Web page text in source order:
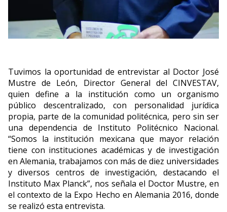
Tuvimos la oportunidad de entrevistar al Doctor José
Mustre de León, Director General del CINVESTAV,
quien define a la institución como un organismo
público descentralizado, con personalidad jurídica
propia, parte de la comunidad politécnica, pero sin ser
una dependencia de Instituto Politécnico Nacional.
“Somos la institución mexicana que mayor relación
tiene con instituciones académicas y de investigación
en Alemania, trabajamos con más de diez universidades
y diversos centros de investigación, destacando el
Instituto Max Planck”, nos señala el Doctor Mustre, en
el contexto de la Expo Hecho en Alemania 2016, donde
se realizó esta entrevista.